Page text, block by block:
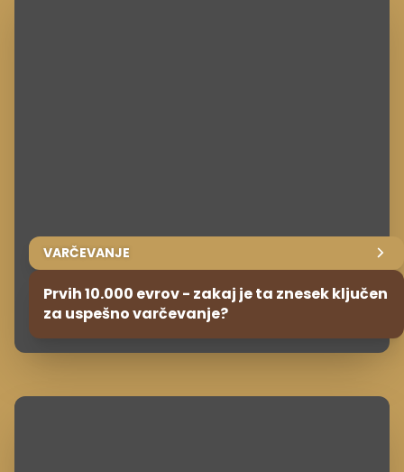
VARČEVANJE
Prvih 10.000 evrov - zakaj je ta znesek ključen
za uspešno varčevanje?